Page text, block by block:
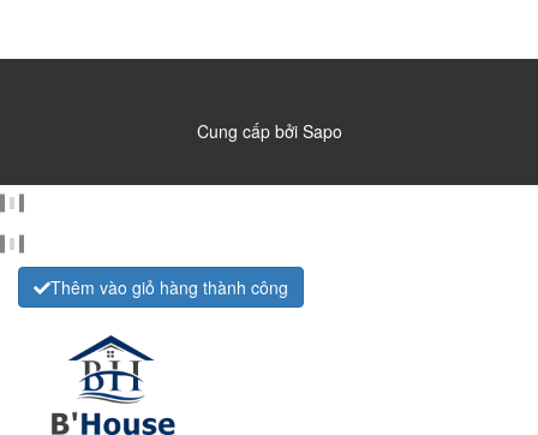
Cung cấp bởi Sapo
Thêm vào giỏ hàng thành công